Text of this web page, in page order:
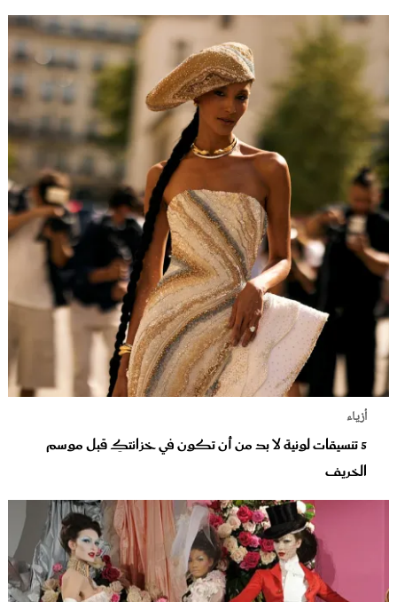
أزياء
5 تنسيقات لونية لا بد من أن تكون في خزانتكِ قبل موسم
الخريف